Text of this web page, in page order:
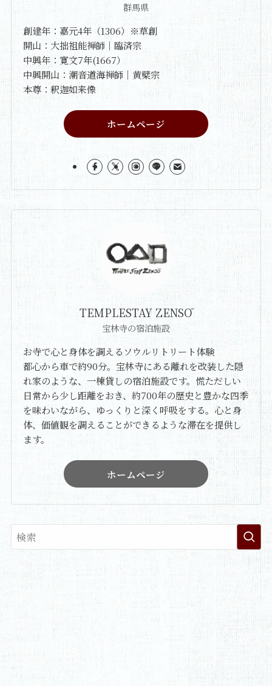
群馬県
創建年：嘉元4年（1306）※草創
開山：大拙祖能禅師｜臨済宗
中興年：寛文7年(1667）
中興開山：潮音道海禅師｜黄檗宗
本尊：釈迦如来像
ホームページ
TEMPLESTAY ZENSŌ
宝林寺の宿泊施設
お寺で心と身体を調えるソウルリトリート体験
都心から車で約90分。宝林寺にある離れを改装した隠
れ家のような、一棟貸しの宿泊施設です。慌ただしい
日常から少し距離をおき、約700年の歴史と豊かな四季
を味わいながら、ゆっくりと深く呼吸をする。心と身
体、価値観を調えることができるような滞在を提供し
ます。
ホームページ